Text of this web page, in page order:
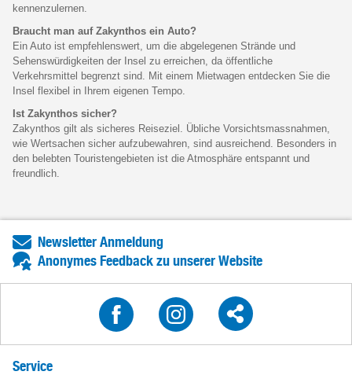
kennenzulernen.
Braucht man auf Zakynthos ein Auto?
Ein Auto ist empfehlenswert, um die abgelegenen Strände und
Sehenswürdigkeiten der Insel zu erreichen, da öffentliche
Verkehrsmittel begrenzt sind. Mit einem Mietwagen entdecken Sie die
Insel flexibel in Ihrem eigenen Tempo.
Ist Zakynthos sicher?
Zakynthos gilt als sicheres Reiseziel. Übliche Vorsichtsmassnahmen,
wie Wertsachen sicher aufzubewahren, sind ausreichend. Besonders in
den belebten Touristengebieten ist die Atmosphäre entspannt und
freundlich.
Newsletter Anmeldung
Anonymes Feedback zu unserer Website
Service